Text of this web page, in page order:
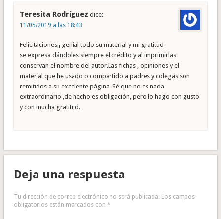
Teresita Rodríguez dice:
11/05/2019 a las 18:43
Felicitaciones¡¡ genial todo su material y mi gratitud
se expresa dándoles siempre el crédito y al imprimirlas
conservan el nombre del autor.Las fichas , opiniones y el
material que he usado o compartido a padres y colegas son
remitidos a su excelente página .Sé que no es nada
extraordinario ,de hecho es obligación, pero lo hago con gusto
y con mucha gratitud.
Deja una respuesta
Tu dirección de correo electrónico no será publicada. Los campos
obligatorios están marcados con *